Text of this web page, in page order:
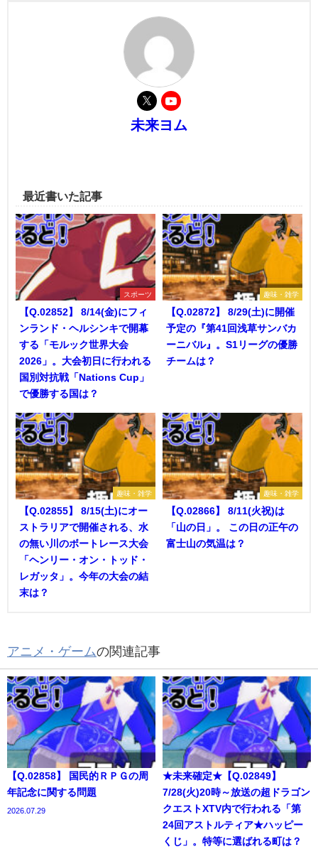
未来ヨム
最近書いた記事
スポーツ
【Q.02852】 8/14(金)にフィ
ンランド・ヘルシンキで開幕
する「モルック世界大会
2026」。大会初日に行われる
国別対抗戦「Nations Cup」
で優勝する国は？
趣味・雑学
【Q.02872】 8/29(土)に開催
予定の『第41回浅草サンバカ
ーニバル』。S1リーグの優勝
チームは？
趣味・雑学
【Q.02855】 8/15(土)にオー
ストラリアで開催される、水
の無い川のボートレース大会
「ヘンリー・オン・トッド・
レガッタ」。今年の大会の結
末は？
趣味・雑学
【Q.02866】 8/11(火祝)は
「山の日」。 この日の正午の
富士山の気温は？
アニメ・ゲームの関連記事
【Q.02858】 国民的ＲＰＧの周
年記念に関する問題
2026.07.29
★未来確定★【Q.02849】
7/28(火)20時～放送の超ドラゴン
クエストXTV内で行われる「第
24回アストルティア★ハッピー
くじ」。特等に選ばれる町は？